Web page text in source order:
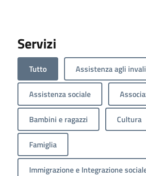
Servizi
Tutto Assistenza agli
Assistenza sociale
Bambini e ragazzi Cultura
Famiglia
Immigrazione e Integrazione